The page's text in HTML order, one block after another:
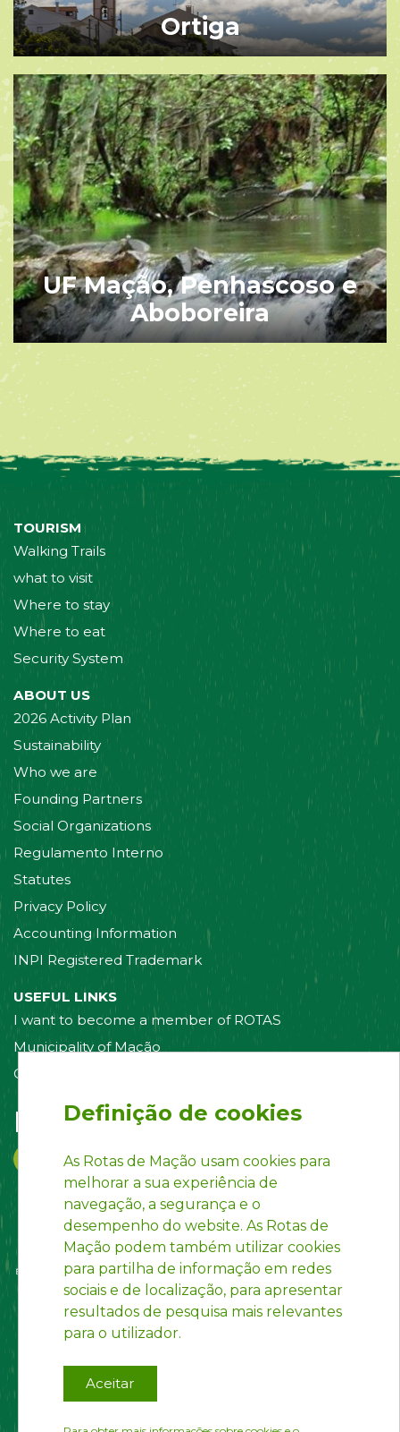
Ortiga
UF Mação, Penhascoso e
Aboboreira
TOURISM
Walking Trails
what to visit
Where to stay
Where to eat
Security System
ABOUT US
2026 Activity Plan
Sustainability
Who we are
Founding Partners
Social Organizations
Regulamento Interno
Statutes
Privacy Policy
Accounting Information
INPI Registered Trademark
USEFUL LINKS
I want to become a member of ROTAS
Municipality of Mação
Contact us
Follow us on:
Definição de cookies
As Rotas de Mação usam cookies para
melhorar a sua experiência de
navegação, a segurança e o
desempenho do website. As Rotas de
Mação podem também utilizar cookies
para partilha de informação em redes
sociais e de localização, para apresentar
resultados de pesquisa mais relevantes
para o utilizador.
Aceitar